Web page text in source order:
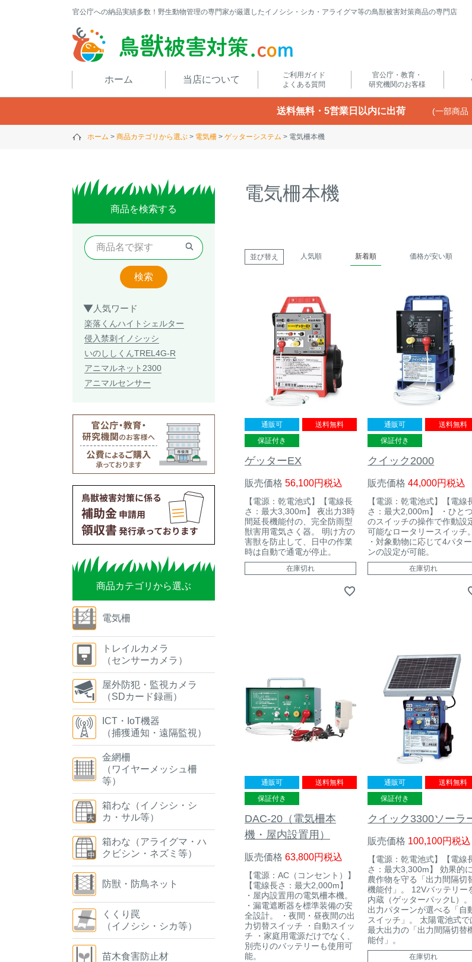
官公庁への納品実績多数！野生動物管理の専門家が厳選したイノシシ・シカ・アライグマ等の鳥獣被害対策商品の専門店
ホーム 当店について
ご利用ガイド
よくある質問
官公庁・教育・
研究機関のお客様
送料無料・5営業日以内に出荷 (一部商品
ホーム 商品カテゴリから選ぶ 電気柵 ゲッターシステム 電気柵本機
商品を検索する
検索
人気ワード
楽落くんハイトシェルター
侵入禁刺 イノシッシ
いのししくんTREL4G-R
アニマルネット2300
アニマルセンサー
商品カテゴリから選ぶ
電気柵
トレイルカメラ
（センサーカメラ）
屋外防犯・監視カメラ
（SDカード録画）
ICT・IoT機器
（捕獲通知・遠隔監視）
金網柵
（ワイヤーメッシュ柵
等）
箱わな（イノシシ・シ
カ・サル等）
箱わな（アライグマ・ハ
クビシン・ネズミ等）
防獣・防鳥ネット
くくり罠
（イノシシ・シカ等）
苗木食害防止材
電気柵本機
並び替え 人気順 新着順 価格が安い順
通販可
送料無料
保証付き
ゲッターEX
販売価格 56,100 税込
【電源：乾電池式】【電線長
さ：最大3,300m】 夜出力3時
間延長機能付の、完全防雨型
獣害用電気さく器。 明け方の
害獣を防止して、日中の作業
時は自動で通電が停止。
在庫切れ
通販可
送料無料
保証付き
クイック2000
販売価格 44,000 税込
【電源：乾電池式】【電線
さ：最大2,000m】 ・ひとつ
のスイッチの操作で作動設
可能なロータリースイッチ。
・対象動物に応じて4パター
ンの設定が可能。
在庫切れ
通販可
送料無料
保証付き
DAC-20（電気柵本
機・屋内設置用）
販売価格 63,800 税込
【電源：AC（コンセント）】
【電線長さ：最大2,000m】
・屋内設置用の電気柵本機。
・漏電遮断器を標準装備の安
全設計。 ・夜間・昼夜間の出
力切替スイッチ ・自動スイッ
チ ・家庭用電源だけでなく、
別売りのバッテリーも使用可
能。
通販可
送料無料
保証付き
クイック3300ソーラ
販売価格 100,100 税込
【電源：乾電池式】【電線
さ：最大3,300m】 効果的に
農作物を守る「出力間隔切
機能付」。 12Vバッテリー
内蔵（ゲッターパックL）。
出力パターンが選べる「自
スイッチ」。 太陽電池式で
最大出力の「出力間隔切替
能付」。
在庫切れ